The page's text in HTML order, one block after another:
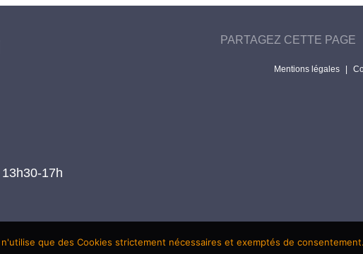
17h
PARTAGEZ CETTE PAGE
Mentions légales
que des Cookies strictement nécessaires et exemptés de consentement.